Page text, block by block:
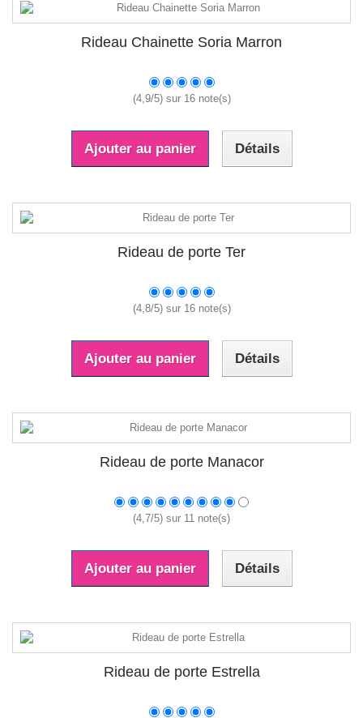
Rideau Chainette Soria Marron
(4,9/5) sur 16note(s)
Ajouter au panier Détails
Rideau de porte Ter
(4,8/5) sur 16note(s)
Ajouter au panier Détails
Rideau de porte Manacor
(4,7/5) sur 11 note(s)
Ajouter au panier Détails
Rideau de porte Estrella